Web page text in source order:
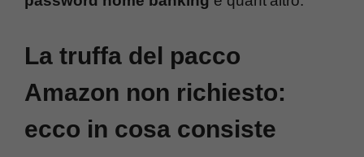
La truffa del pacco
Amazon non richiesto:
ecco in cosa consiste